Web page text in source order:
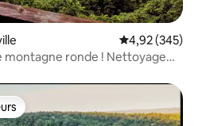
Évaluation
4,92 (345)
montagne ronde ! Nettoyage
les plus appréciés